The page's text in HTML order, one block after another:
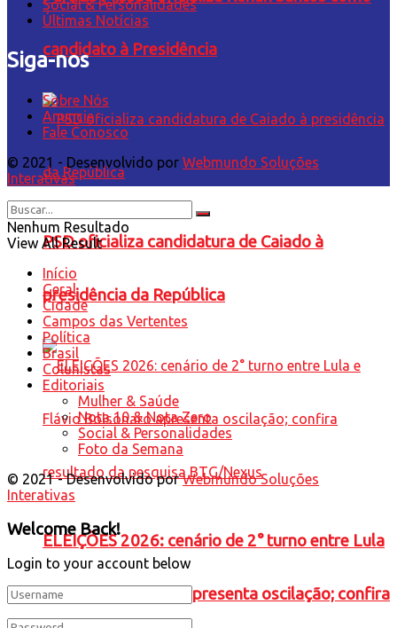
candidato à Presidência
PSD oficializa candidatura de Caiado à
presidência da República
ELEIÇÕES 2026: cenário de 2° turno entre Lula
e Flávio Bolsonaro apresenta oscilação; confira
Social & Personalidades
Últimas Notícias
Siga-nos
Sobre Nós
Anuncie
Fale Conosco
© 2021 - Desenvolvido por Webmundo Soluções
Interativas
Nenhum Resultado
View All Result
Início
Geral
Cidade
Campos das Vertentes
Política
Brasil
Colunistas
Editoriais
Mulher & Saúde
Nota 10 & Nota Zero
Social & Personalidades
Foto da Semana
© 2021 - Desenvolvido porWebmundo Soluções
Interativas
Welcome Back!
Login to your account below